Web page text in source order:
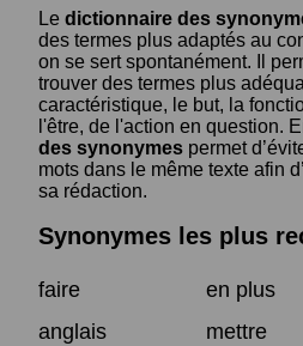
Le dictionnaire des
des termes plus adaptés au
on se sert spontanément. Il
trouver des termes plus
caractéristique, le but, la
l'être, de l'action en question.
des synonymes permet
mots dans le même texte afin
sa rédaction.
Synonymes les plus
faire
en plus
anglais
mettre